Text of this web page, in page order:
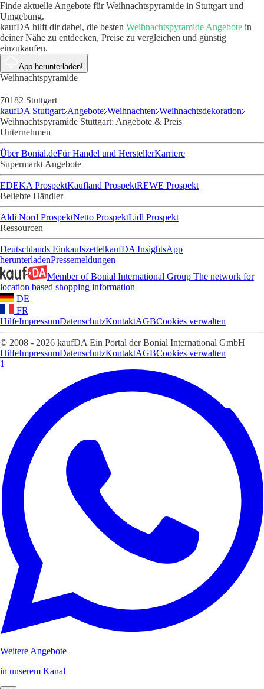
Finde aktuelle Angebote für Weihnachtspyramide in Stuttgart und
Umgebung.
kaufDA hilft dir dabei, die besten Weihnachtspyramide Angebote in
deiner Nähe zu entdecken, Preise zu vergleichen und günstig
einzukaufen.
App herunterladen!
Weihnachtspyramide
70182 Stuttgart
kaufDA Stuttgart Angebote Weihnachten Weihnachtsdekoration
Weihnachtspyramide Stuttgart: Angebote & Preis
Unternehmen
Über Bonial.deFür Handel und HerstellerKarriere
Supermarkt Angebote
EDEKA ProspektKaufland ProspektREWE Prospekt
Beliebte Händler
Aldi Nord ProspektNetto ProspektLidl Prospekt
Ressourcen
Deutschlands EinkaufszettelkaufDA InsightsApp
herunterladenPressemeldungen
Member of Bonial International Group The network for
location based shopping information
DE
FR
HilfeImpressumDatenschutzKontaktAGBCookies verwalten
© 2008 - 2026 kaufDA Ein Portal der Bonial International GmbH
HilfeImpressumDatenschutzKontaktAGBCookies verwalten
1
Weitere Angebote
in unserem Kanal